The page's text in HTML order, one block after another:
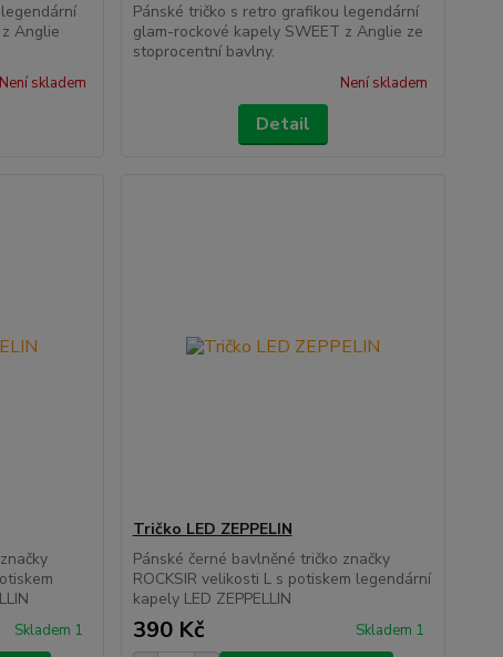
Anglie
Není skladem
Pánské tričko s retro grafikou legendární
glam-rockové kapely SWEET z Anglie ze
stoprocentní bavlny.
Není skladem
Detail
Skladem 1
Tričko LED ZEPPELIN
Pánské černé bavlněné tričko značky
ROCKSIR velikosti L s potiskem legendární
kapely LED ZEPPELLIN
390 Kč Skladem 1